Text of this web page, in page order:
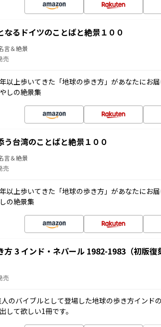
なるドイツのことばと絶景１００
言＆絶景
売
以上歩いてきた「地球の歩き方」があなたにお
しの絶景集
う台湾のことばと絶景１００
言＆絶景
売
以上歩いてきた「地球の歩き方」があなたにお
の絶景集
方 3 インド・ネパール 1982-1983（初版復
売
のバイブルとして登場した地球の歩き方イン
して欲しい1冊です。